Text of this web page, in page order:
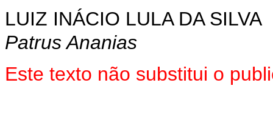
LUIZ INÁCIO LULA DA SILVA
Patrus Ananias
Este texto não substitui o